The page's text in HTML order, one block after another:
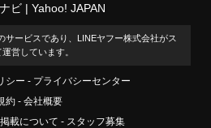
ビ Yahoo! JAPAN
サービスであり、LINEヤフー株式会社がス
営しています。
シー
プライバシーセンター
約
会社概要
載について スタッフ募集